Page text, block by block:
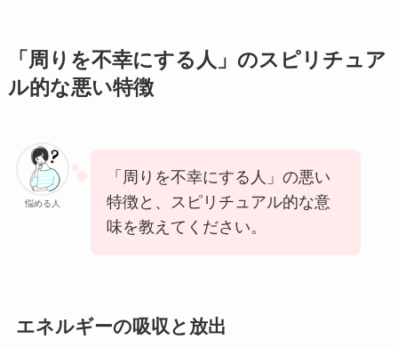
「周りを不幸にする人」のスピリチュア
ル的な悪い特徴
悩める人
「周りを不幸にする人」の悪い
特徴と、スピリチュアル的な意
味を教えてください。
エネルギーの吸収と放出